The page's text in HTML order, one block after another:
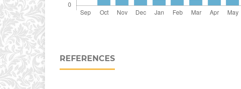
REFERENCES